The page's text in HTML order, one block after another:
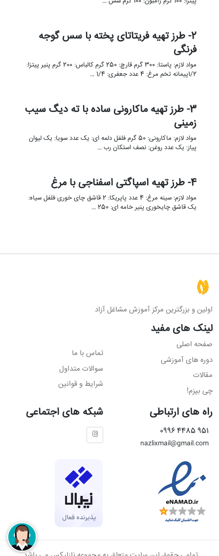
2- طرز تهیه فریتاتای پخته با سس گوجه
فرنگی
مواد لازم: پاستا: 300 گرم قارچ: 250 گرم کالباس: 200 گرم پنیر پیتزا:
1/2پیمانه تخم مرغ: 4 عدد جعفری: 1/4 …
3- طرز تهیه ماکارونی ساده با ته دیگ سیب
زمینی
مواد لازم: ماکارونی: 50 گرم فلفل دلمه ای: یک عدد سویا: یک لیوان
پیاز: یک عدد روغن: نصف استکان رب …
4- طرز تهیه اسپاگتی اسفناجی با مرغ
مواد لازم: سینه مرغ: 4 عدد پاپریکا: 2 قاشق چای خوری فلفل سیاه:
یک قاشق چایخوری پنیر خامه ای: 250 …
اولین و بزرگترین مرکز آموزش مشاغل آزاد
لینک های مفید
صفحه اصلی
دوره های آموزشی
مقالات
چی بپزم!
تماس با ما
سوالات متداول
شرایط و قوانین
راه های ارتباطی
951 4485 0996
nazlixmail@gmail.com
شبکه های اجتماعی